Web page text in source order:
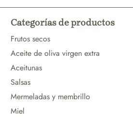
Categorías de productos
Frutos secos
Aceite de oliva virgen extra
Aceitunas
Salsas
Mermeladas y membrillo
Miel